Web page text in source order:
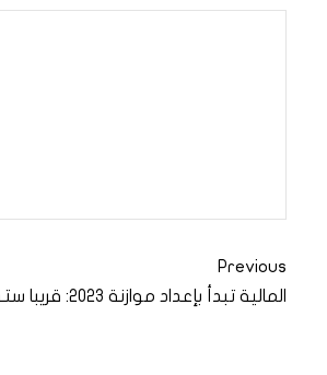
Previous
المالية تبدأ بإعداد موازنة 2023: قريبا ستقدم لمجلس الوزراء